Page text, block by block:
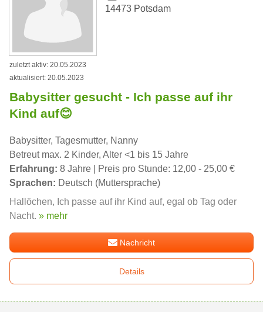
14473 Potsdam
zuletzt aktiv: 20.05.2023
aktualisiert: 20.05.2023
Babysitter gesucht - Ich passe auf ihr
Kind auf😊
Babysitter, Tagesmutter, Nanny
Betreut max. 2 Kinder, Alter <1 bis 15 Jahre
Erfahrung: 8 Jahre | Preis pro Stunde: 12,00 - 25,00 €
Sprachen: Deutsch (Muttersprache)
Hallöchen, Ich passe auf ihr Kind auf, egal ob Tag oder
Nacht. » mehr
Nachricht
Details